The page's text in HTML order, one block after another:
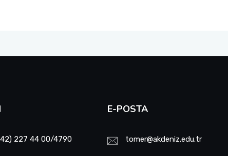
227 44 00/4790
E-POSTA
tomer@akdeniz.edu.tr